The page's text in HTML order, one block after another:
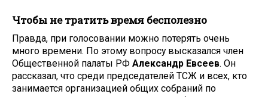
Чтобы не тратить время бесполезно
Правда, при голосовании можно потерять очень
много времени. По этому вопросу высказался член
Общественной палаты РФ Александр Евсеев. Он
рассказал, что среди председателей ТСЖ и всех, кто
занимается организацией общих собраний по